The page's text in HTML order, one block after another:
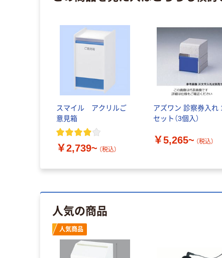
スマイル アクリルご
意見箱
￥2,739~ （税込）
アズワン 診察券入れ
セット（3個入）
￥5,265~ （税込）
人気の商品
人気商品